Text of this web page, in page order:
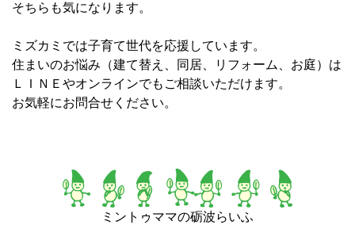
そちらも気になります。
ミズカミでは子育て世代を応援しています。
住まいのお悩み（建て替え、同居、リフォーム、お庭）は
ＬＩＮＥやオンラインでもご相談いただけます。
お気軽にお問合せください。
ミントゥママの砺波らいふ